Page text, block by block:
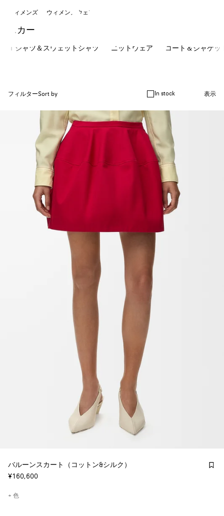
ウィメンズ ウィメンズウェア
スカート
Ｔシャツ＆スウェットシャツ ニットウェア コート＆ジャケッ
フィルターSort by In stock 表示
バルーンスカート（コットン&シルク）
¥160,600
+ 色